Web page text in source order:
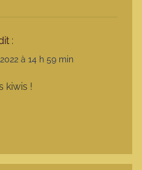
:
à 14 h 59 min
kiwis !